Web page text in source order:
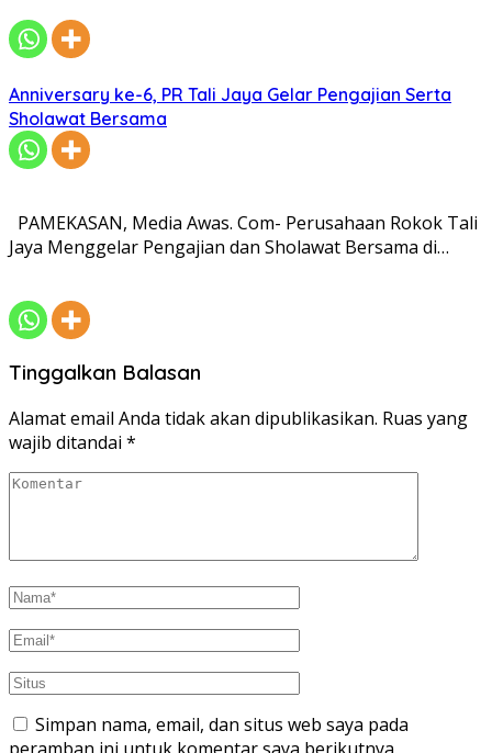
Anniversary ke-6, PR Tali Jaya Gelar Pengajian Serta
Sholawat Bersama
PAMEKASAN, Media Awas. Com- Perusahaan Rokok Tali
Jaya Menggelar Pengajian dan Sholawat Bersama di…
Tinggalkan Balasan
Alamat email Anda tidak akan dipublikasikan. Ruas yang
wajib ditandai *
Simpan nama, email, dan situs web saya pada